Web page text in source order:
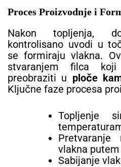
Proces Proizvodnje i
Nakon topljenja,
kontrolisano uvodi u
se formiraju vlakna.
stvaranjem filca
preobraziti u ploče
Ključne faze procesa
Topljenje
vlakna
Sabijanje